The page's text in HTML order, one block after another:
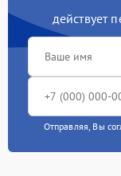
действует
Отправляя, Вы